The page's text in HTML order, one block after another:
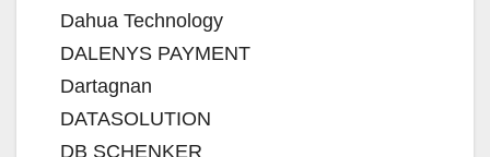
Dahua Technology
DALENYS PAYMENT
Dartagnan
DATASOLUTION
DB SCHENKER